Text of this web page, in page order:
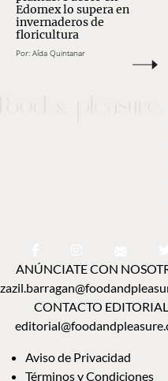
Edomex lo supera en
invernaderos de
floricultura
Por: Aída Quintanar
ANÚNCIATE CON
CONTACTO EDITORIAL
Aviso de Privacidad
Términos y Condiciones